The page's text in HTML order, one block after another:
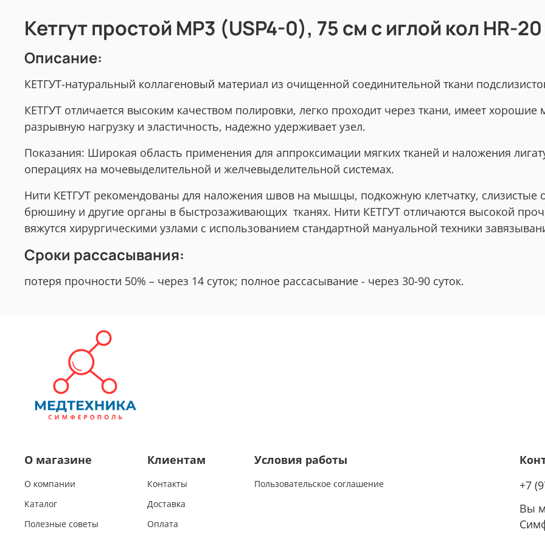
Кетгут простой МР3 (USP4-0), 75 см с иглой кол HR-20
Описание:
КЕТГУТ-натуральный коллагеновый материал из очищенной соединительной ткани
КЕТГУТ отличается высоким качеством полировки, легко проходит через ткани, имеет
разрывную нагрузку и эластичность, надежно удерживает узел.
Показания: Широкая область применения для аппроксимации мягких тканей и наложения
операциях на мочевыделительной и желчевыделительной системах.
Нити КЕТГУТ рекомендованы для наложения швов на мышцы, подкожную клетчатку, слизистые
брюшину и другие органы в быстрозаживающих тканях. Нити КЕТГУТ отличаются высокой
вяжутся хирургическими узлами с использованием стандартной мануальной техники
Сроки рассасывания:
потеря прочности 50% – через 14 суток; полное рассасывание - через 30-90 суток.
О магазине
О компании
Каталог
Полезные советы
Клиентам
Контакты
Доставка
Оплата
Условия работы
Пользовательское соглашение
+7
Вы